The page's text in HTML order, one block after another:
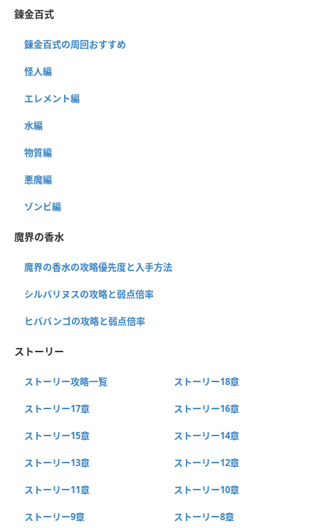
錬金百式
錬金百式の周回おすすめ
怪人編
エレメント編
水編
物質編
悪魔編
ゾンビ編
魔界の香水
魔界の香水の攻略優先度と入手方法
シルバリヌスの攻略と弱点倍率
ヒババンゴの攻略と弱点倍率
ストーリー
ストーリー攻略一覧 ストーリー18章
ストーリー17章 ストーリー16章
ストーリー15章 ストーリー14章
ストーリー13章 ストーリー12章
ストーリー11章 ストーリー10章
ストーリー9章 ストーリー8章